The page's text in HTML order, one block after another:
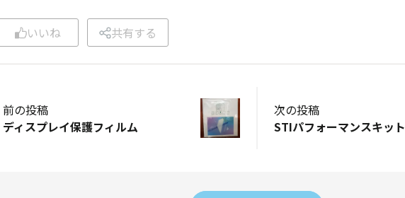
いいね 共有する
前の投稿
ディスプレイ保護フィルム
次の投稿
STIパフォーマンスキット